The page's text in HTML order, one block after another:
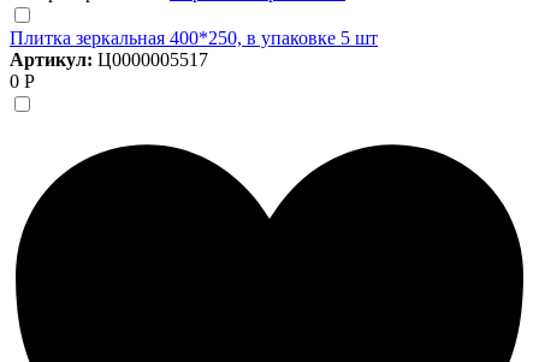
Плитка зеркальная 400*250, в упаковке 5 шт
Артикул: Ц0000005517
0 Р